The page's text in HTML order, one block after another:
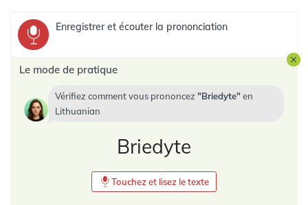
Enregistrer et écouter la prononciation
Le mode de pratique
Vérifiez comment vous prononcez Briedyte en
Lithuanian
Briedyte
Touchez et lisez le texte